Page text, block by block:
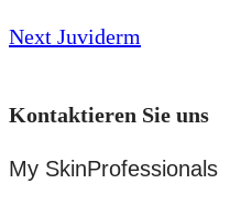
Next Juviderm
Kontaktieren Sie uns
My SkinProfessionals